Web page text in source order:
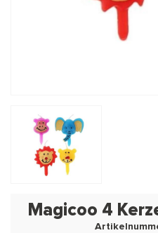
Magicoo 4